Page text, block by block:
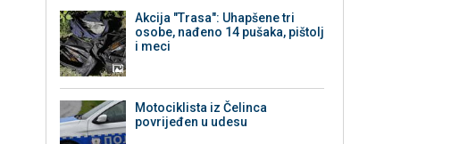
Akcija "Trasa": Uhapšene tri
osobe, nađeno 14 pušaka, pištolj
i meci
Motociklista iz Čelinca
povrijeđen u udesu